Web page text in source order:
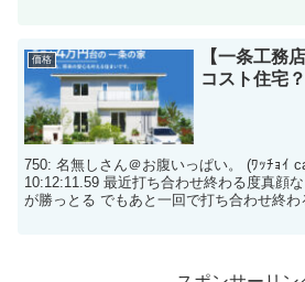
価格
【一条工務
コスト住宅？
750: 名無しさん＠お腹いっぱい。 (ﾜｯﾁｮｲ ca51-60aH)
10:12:11.59 最近打ち合わせ終わる度真顔なる ワクワクより金の不安
が勝っとる でもあと一回で打ち合わせ終わ